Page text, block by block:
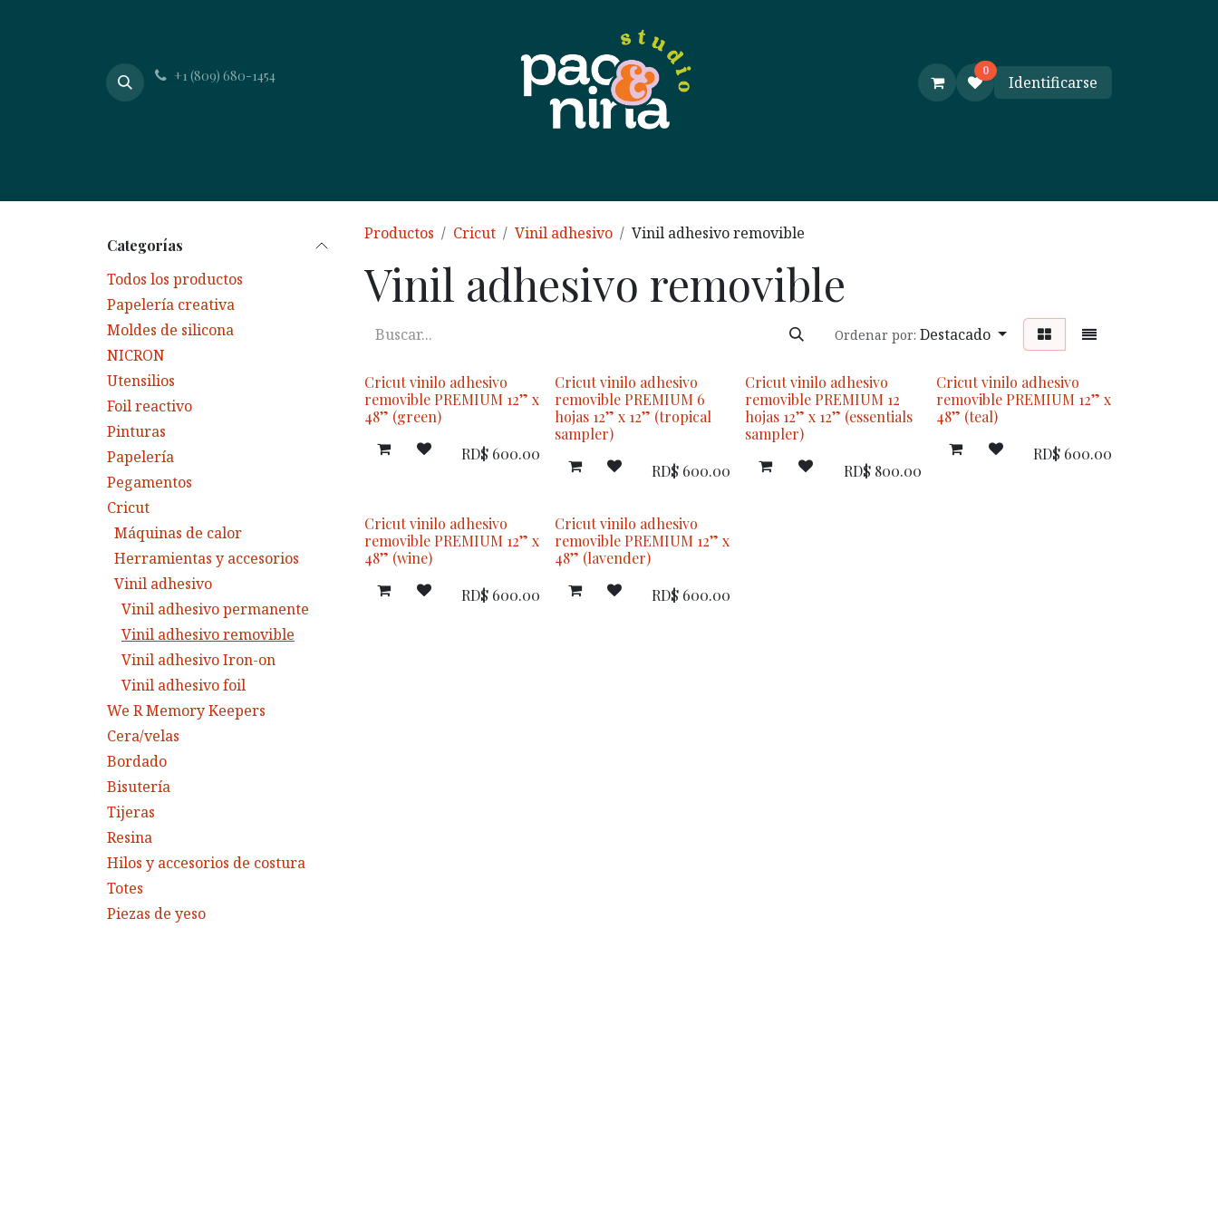
+1 (809) 680-1454 0
Identificarse
Categorías
Todos los productos
Papelería creativa
Moldes de silicona
NICRON
Utensilios
Foil reactivo
Pinturas
Papelería
Pegamentos
Cricut
Máquinas de calor
Herramientas y accesorios
Vinil adhesivo
Vinil adhesivo permanente
Vinil adhesivo removible
Vinil adhesivo Iron-on
Vinil adhesivo foil
We R Memory Keepers
Cera/velas
Bordado
Bisutería
Tijeras
Resina
Hilos y accesorios de costura
Totes
Piezas de yeso
Productos Cricut Vinil adhesivo Vinil adhesivo removible
Vinil adhesivo removible
Ordenar por: Destacado
Cricut vinilo adhesivo
removible PREMIUM 12” x
48” (green)
RD$ 600.00
Cricut vinilo adhesivo
removible PREMIUM 6
hojas 12” x 12” (tropical
sampler)
RD$ 600.00
Cricut vinilo adhesivo
removible PREMIUM 12
hojas 12” x 12” (essentials
sampler)
RD$ 800.00
Cricut vinilo adhesivo
removible PREMIUM 12” x
48” (teal)
RD$ 600.00
Cricut vinilo adhesivo
removible PREMIUM 12” x
48” (wine)
RD$ 600.00
Cricut vinilo adhesivo
removible PREMIUM 12” x
48” (lavender)
RD$ 600.00